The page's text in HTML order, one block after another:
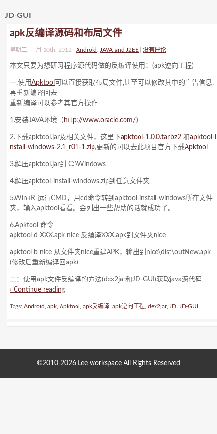
JD-GUI
apk反编译源码和布局文件
星期二, 一月 10th, 2012 | Android JAVA-and-J2EE 没有评论
本文只要为想研习程序源代码做的反编译使用：(apk逆向工程)
一.使用Apktool 可以直接获取布局文件,甚至可以修改其中的广告信息,
再重新编译回去
重新编译可以参考其官方操作
1.安装JAVA环境（ http://www.oracle.com/ ）
2.下载apktool.jar及相关文件，这里下apktool-1.0.0.tar.bz2 和apktool-i
nstall-windows-2.1_r01-1.zip,更新的可以去此项目官方下载Apktool
3.解压apktool.jar到 C:\Windows
4.解压apktool-install-windows.zip到任意文件夹
5.Win+R 运行CMD，用cd命令转到apktool-install-windows所在文件
夹，输入apktool看看。会列出一些帮助的话就成功了。
6.Apktool 命令
apktool d XXX.apk nice 反编译XXX.apk到文件夹nice
apktool b nice 从文件夹nice重建APK，输出到nice\dist\outNew.apk
(修改后重新编译回apk)
二：使用apk文件反编译的方法(dex2jar和JD-GUI)获取java源代码
› Continue reading
Tags: Android apk Apktool apk反编译 apk逆向工程 dex2jar, JD JD-GUI
©2010-2026 Lee workspace All Rights Reserved